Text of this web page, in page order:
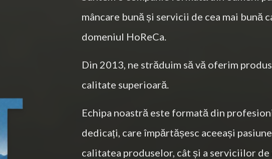
mâncare bună și servicii de cea mai bună
domeniul HoReCa.
Din 2013, ne străduim să vă oferim
calitate superioară.
Echipa noastră este formată din
dedicați, care împărtășesc aceeași
calitatea produselor, cât și a serviciilor